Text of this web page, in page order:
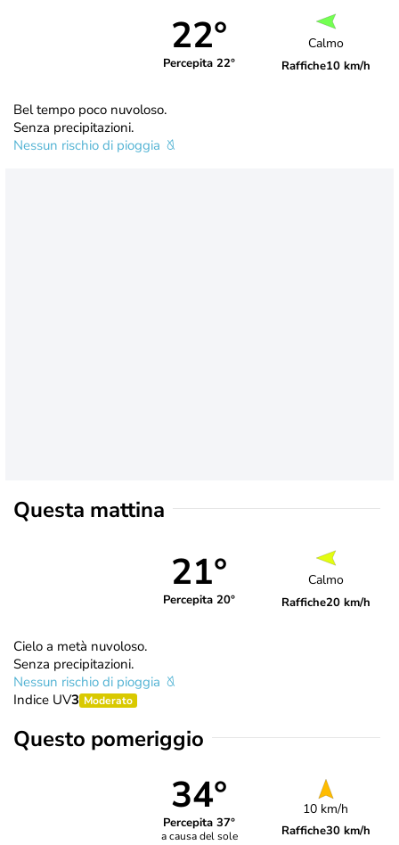
22°
Percepita 22°
Calmo
Raffiche10 km/h
Bel tempo poco nuvoloso.
Senza precipitazioni.
Nessun rischio di pioggia
Questa mattina
21°
Percepita 20°
Calmo
Raffiche20 km/h
Cielo a metà nuvoloso.
Senza precipitazioni.
Nessun rischio di pioggia
Indice UV3 Moderato
Questo pomeriggio
34°
Percepita 37°
a causa del sole
10 km/h
Raffiche30 km/h